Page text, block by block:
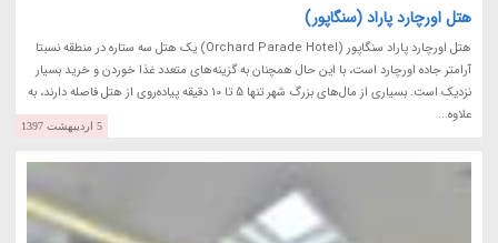
هتل اورچارد پاراد (سنگاپور)
هتل اورچارد پاراد سنگاپور (Orchard Parade Hotel) یک هتل سه ستاره در منطقه نسبتا
آرامتر جاده اورچارد است، با این حال همچنان به گزینه‌های متعدد غذا خوردن و خرید بسیار
نزدیک است. بسیاری از مال‌های بزرگ شهر تنها 5 تا 10 دقیقه پیاده‌روی از هتل فاصله دارند، به
علاوه...
5 اردیبهشت 1397